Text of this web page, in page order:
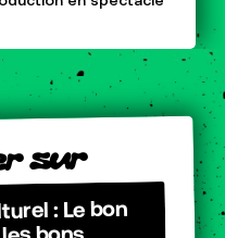
sur
: Le bon